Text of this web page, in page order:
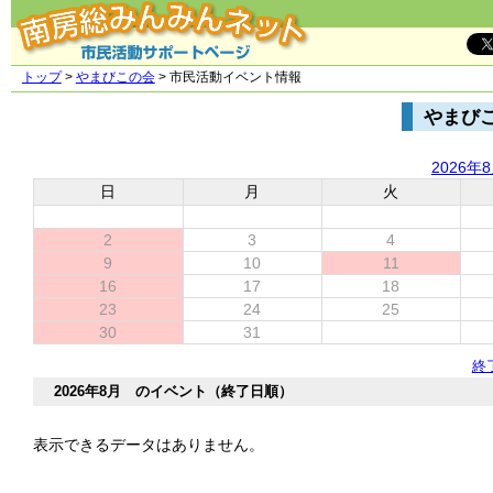
トップ> やまびこの会> 市民活動イベント情報
やまび
2026年
日
月 火
2 3
4
9
10
11
16
17
18
23
24
25
30
31
終
2026年8月 のイベント（終了日順）
表示できるデータはありません。